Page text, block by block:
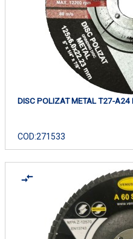
DISC POLIZAT METAL T27-
COD:271533